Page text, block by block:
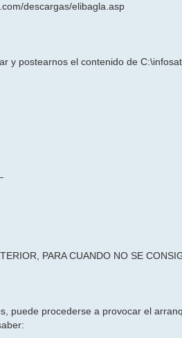
descargas/elibagla.asp
y postearnos el contenido de
PARA CUANDO NO SE
puede procederse a provocar el